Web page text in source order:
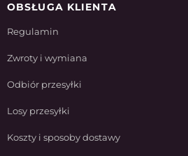
OBSŁUGA KLIENTA
Regulamin
Zwroty i wymiana
Odbiór przesyłki
Losy przesyłki
Koszty i sposoby dostawy